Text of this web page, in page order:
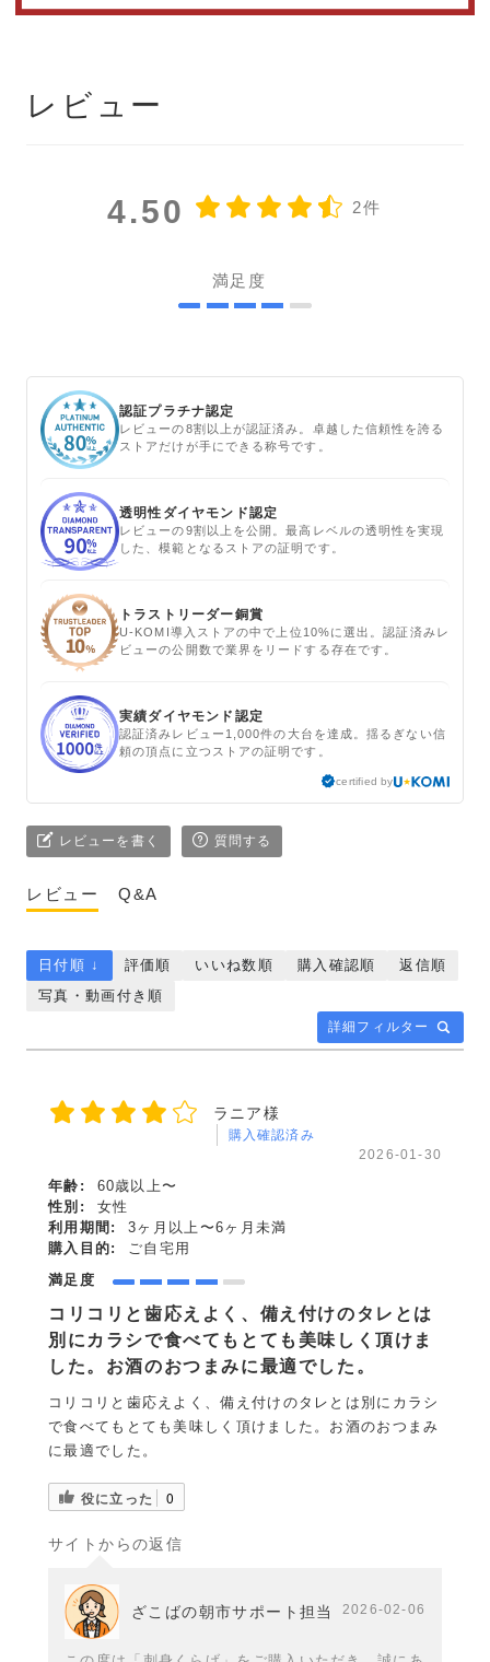
レビュー
4.50 2件
満足度
認証プラチナ認定
レビューの8割以上が認証済み。卓越した信頼性を誇る
ストアだけが手にできる称号です。
透明性ダイヤモンド認定
レビューの9割以上を公開。最高レベルの透明性を実現
した、模範となるストアの証明です。
トラストリーダー銅賞
U-KOMI導入ストアの中で上位10%に選出。認証済みレ
ビューの公開数で業界をリードする存在です。
実績ダイヤモンド認定
認証済みレビュー1,000件の大台を達成。揺るぎない信
頼の頂点に立つストアの証明です。
certified by
レビューを書く 質問する
レビュー Q&A
詳細フィルター
日付順 ↓ 評価順 いいね数順 購入確認順
返信順
写真・動画付き順
ラニア様
購入確認済み
2026-01-30
年齢:
60歳以上〜
性別:
女性
利用期間:
3ヶ月以上〜6ヶ月未満
購入目的:
ご自宅用
満足度
コリコリと歯応えよく、備え付けのタレとは
別にカラシで食べてもとても美味しく頂けま
した。お酒のおつまみに最適でした。
コリコリと歯応えよく、備え付けのタレとは別にカラシ
で食べてもとても美味しく頂けました。お酒のおつまみ
に最適でした。
役に立った 0
サイトからの返信
ざこばの朝市サポート担当 2026-02-06